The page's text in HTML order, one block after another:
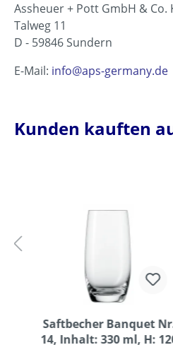
Assheuer + Pott GmbH & Co.
D - 59846 Sundern
E-Mail: info@aps-germany.de
Kunden kauften
Saftbecher Banquet
14, Inhalt: 330 ml, H: